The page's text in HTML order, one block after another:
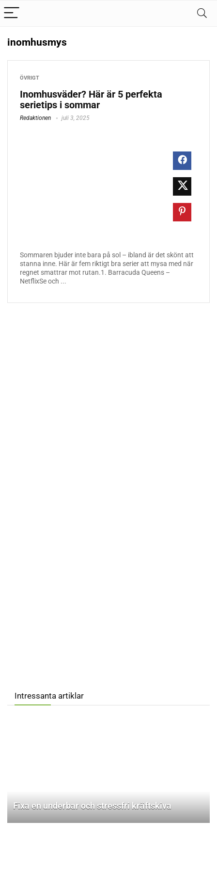
inomhusmys
ÖVRIGT
Inomhusväder? Här är 5 perfekta
serietips i sommar
Redaktionen juli 3, 2025
Sommaren bjuder inte bara på sol – ibland är det skönt att
stanna inne. Här är fem riktigt bra serier att mysa med när
regnet smattrar mot rutan.1. Barracuda Queens –
NetflixSe och ...
Intressanta artiklar
Fixa en underbar och stressfri kräftskiva